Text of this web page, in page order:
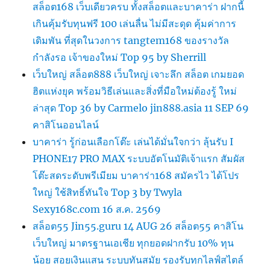
สล็อต168 เว็บเดียวครบ ทั้งสล็อตและบาคาร่า ฝากนี้
เกินคุ้มรับทุนฟรี 100 เล่นลื่น ไม่มีสะดุด คุ้มค่าการ
เดิมพัน ที่สุดในวงการ tangtem168 ของรางวัล
กำลังรอ เจ้าของใหม่ Top 95 by Sherrill
เว็บใหญ่ สล็อต888 เว็บใหญ่ เจาะลึก สล็อต เกมยอด
ฮิตแห่งยุค พร้อมวิธีเล่นและสิ่งที่มือใหม่ต้องรู้ ใหม่
ล่าสุด Top 36 by Carmelo jin888.asia 11 SEP 69
คาสิโนออนไลน์
บาคาร่า รู้ก่อนเลือกโต๊ะ เล่นได้มั่นใจกว่า ลุ้นรับ I
PHONE17 PRO MAX ระบบอัตโนมัติเจ้าแรก สัมผัส
โต๊ะสดระดับพรีเมียม บาคาร่า168 สมัครไว ได้โปร
ใหญ่ ใช้สิทธิ์ทันใจ Top 3 by Twyla
Sexy168c.com 16 ส.ค. 2569
สล็อต55 Jin55.guru 14 AUG 26 สล็อต55 คาสิโน
เว็บใหญ่ มาตรฐานเอเชีย ทุกยอดฝากรับ 10% ทุน
น้อย สอยเงินแสน ระบบทันสมัย รองรับทุกไลฟ์สไตล์